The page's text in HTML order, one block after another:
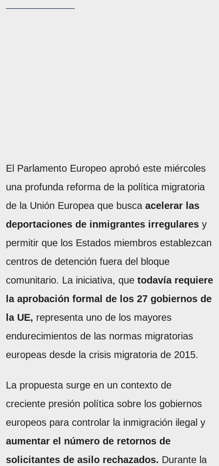
El Parlamento Europeo aprobó este miércoles
una profunda reforma de la política migratoria
de la Unión Europea que busca acelerar las
deportaciones de inmigrantes irregulares y
permitir que los Estados miembros establezcan
centros de detención fuera del bloque
comunitario. La iniciativa, que todavía requiere
la aprobación formal de los 27 gobiernos de
la UE, representa uno de los mayores
endurecimientos de las normas migratorias
europeas desde la crisis migratoria de 2015.
La propuesta surge en un contexto de
creciente presión política sobre los gobiernos
europeos para controlar la inmigración ilegal y
aumentar el número de retornos de
solicitantes de asilo rechazados. Durante la